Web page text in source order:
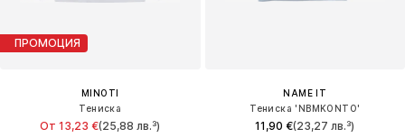
ПРОМОЦИЯ
MINOTI
Тениска
От 13,23 €(25,88 лв.³)
NAME IT
Тениска 'NBMKONTO'
11,90 €(23,27 лв.³)